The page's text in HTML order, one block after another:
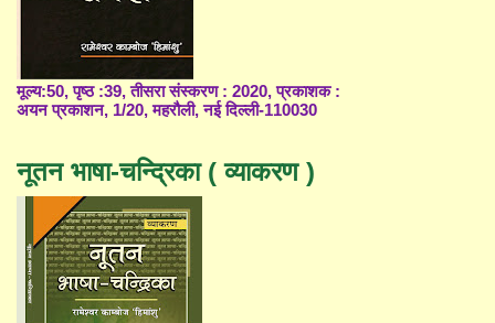
मूल्य:50, पृष्ठ :39, तीसरा संस्करण : 2020, प्रकाशक :
अयन प्रकाशन, 1/20, महरौली, नई दिल्ली-110030
नूतन भाषा-चन्द्रिका ( व्याकरण )